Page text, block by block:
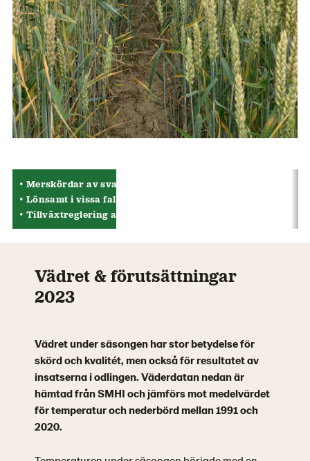
• Merskördar av svampbehandling på Kölbäck och Lövsta
• Lönsamt i vissa fall att svampbehandla, även torra år
• Tillväxtreglering av mindre betydelse under torra år då
Vädret & förutsättningar
2023
Vädret under säsongen har stor betydelse för
skörd och kvalitét, men också för resultatet av
insatserna i odlingen. Väderdatan nedan är
hämtad från SMHI och jämförs mot medelvärdet
för temperatur och nederbörd mellan 1991 och
2020.